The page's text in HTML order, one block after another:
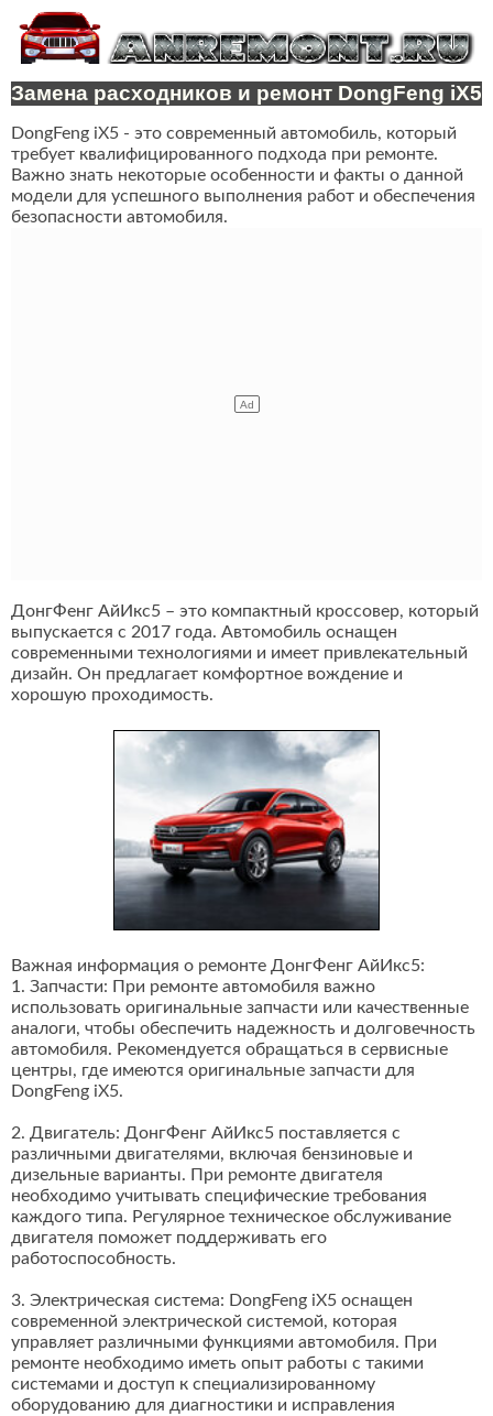
Замена расходников и ремонт DongFeng iX5
DongFeng iX5 - это современный автомобиль, который
требует квалифицированного подхода при ремонте.
Важно знать некоторые особенности и факты о данной
модели для успешного выполнения работ и обеспечения
безопасности автомобиля.
ДонгФенг АйИкс5 – это компактный кроссовер, который
выпускается с 2017 года. Автомобиль оснащен
современными технологиями и имеет привлекательный
дизайн. Он предлагает комфортное вождение и
хорошую проходимость.
Важная информация о ремонте ДонгФенг АйИкс5:
1. Запчасти: При ремонте автомобиля важно
использовать оригинальные запчасти или качественные
аналоги, чтобы обеспечить надежность и долговечность
автомобиля. Рекомендуется обращаться в сервисные
центры, где имеются оригинальные запчасти для
DongFeng iX5.
2. Двигатель: ДонгФенг АйИкс5 поставляется с
различными двигателями, включая бензиновые и
дизельные варианты. При ремонте двигателя
необходимо учитывать специфические требования
каждого типа. Регулярное техническое обслуживание
двигателя поможет поддерживать его
работоспособность.
3. Электрическая система: DongFeng iX5 оснащен
современной электрической системой, которая
управляет различными функциями автомобиля. При
ремонте необходимо иметь опыт работы с такими
системами и доступ к специализированному
оборудованию для диагностики и исправления